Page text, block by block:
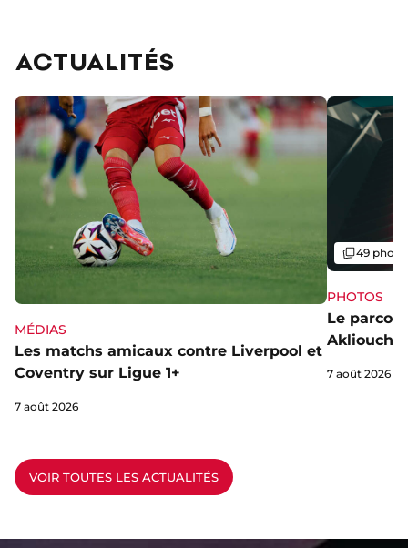
ACTUALITÉS
MÉDIAS
Les matchs amicaux contre Liverpool et
Coventry sur Ligue 1+
7 août 2026
PHOTOS
Le
Akliouche
Galerie
49
7 août 2026
VOIR TOUTES LES ACTUALITÉS